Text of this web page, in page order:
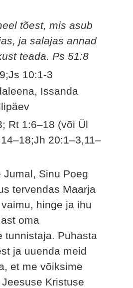
tõest, mis asub
ja salajas annad
teada. Ps 51:8
10:1-3
Issanda
Rt 1:6–18 (või Ül
20:1–3,11–
Jumal, Sinu Poeg
tervendas Maarja
hinge ja ihu
oma
tunnistaja. Puhasta
ja uuenda meid
et me võiksime
Kristuse